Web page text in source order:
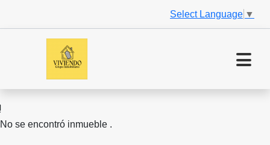
Select Language ▼
No se encontró inmueble .